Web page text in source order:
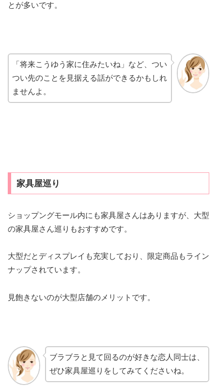
とが多いです。
「将来こうゆう家に住みたいね」など、つい
つい先のことを見据える話ができるかもしれ
ませんよ。
家具屋巡り
ショップングモール内にも家具屋さんはありますが、大型
の家具屋さん巡りもおすすめです。
大型だとディスプレイも充実しており、限定商品もライン
ナップされています。
見飽きないのが大型店舗のメリットです。
ブラブラと見て回るのが好きな恋人同士は、
ぜひ家具屋巡りをしてみてくださいね。